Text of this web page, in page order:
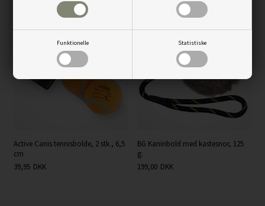
Funktionelle Statistiske
Active Canis tennisbolde, 2 stk., 6,5
cm
39,95 DKK
BG Kaninbold med kastesnor, 125
g.
199,00 DKK